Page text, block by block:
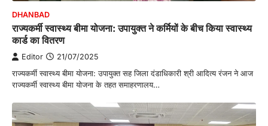
DHANBAD
राज्यकर्मी स्वास्थ्य बीमा योजना: उपायुक्त ने कर्मियों के बीच किया स्वास्थ्य
कार्ड का वितरण
Editor 21/07/2025
राज्यकर्मी स्वास्थ्य बीमा योजना: उपायुक्त सह जिला दंडाधिकारी श्री आदित्य रंजन ने आज
राज्यकर्मी स्वास्थ्य बीमा योजना के तहत समाहरणालय…